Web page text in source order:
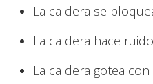
La caldera se
La caldera hace ruido
La caldera gotea